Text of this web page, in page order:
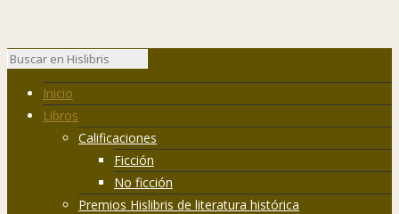
Inicio
Libros
Calificaciones
Ficción
No ficción
Premios Hislibris de literatura histórica